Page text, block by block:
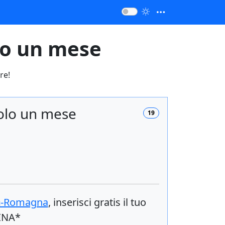
un mese
19
un mese
, inserisci gratis il tuo